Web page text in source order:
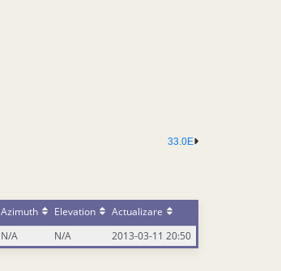
33.0E
Azimuth Elevation
Actualizare
N/A N/A 2013-03-11 20:50